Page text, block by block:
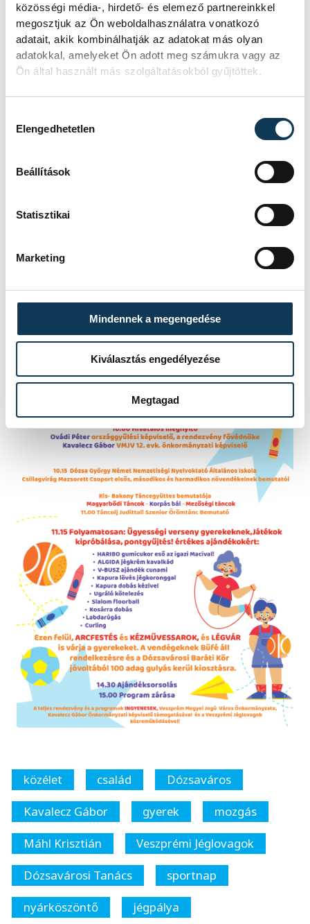
közösségi média-, hirdető- és elemező partnereinkkel
megosztjuk az Ön weboldalhasználatra vonatkozó
adatait, akik kombinálhatják az adatokat más olyan
adatokkal, amelyeket Ön adott meg számukra vagy az
Ön által használt más szolgáltatásokból gyűjtöttek.
Elengedhetetlen
Beállítások
Statisztikai
Marketing
Mindennek a megengedése
Kiválasztás engedélyezése
Megtagad
fennmaradó szakaszának
felújítása, valamint a Kiskuti
csárda környékének
tereprendezése is. Továbbá
Kavalecz Gábor elmondta, hogy
városrészben, május 28-án az
lakosság is átveheti ingyenesen
palántákat a könyvtár udvarán
A program hivatalos plakátja:
közélet család
Dózsaváros
Kavalecz Gábor
gyerek
mozgás
Máhl Krisztián
Veszprémi Jéglovagok
Dózsavárosi Tanács
sportnap
nyárköszöntő
jégpálya